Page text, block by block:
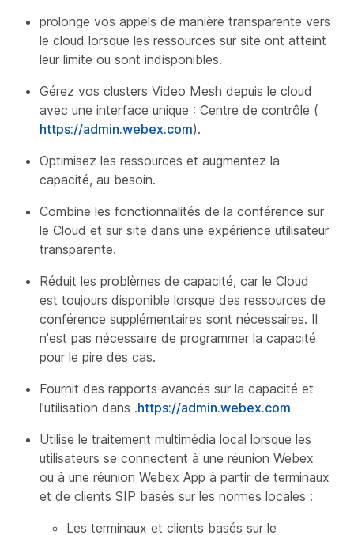
prolonge vos appels de manière transparente vers
le cloud lorsque les ressources sur site ont atteint
leur limite ou sont indisponibles.
Gérez vos clusters Video Mesh depuis le cloud
avec une interface unique : Centre de contrôle (
https://admin.webex.com).
Optimisez les ressources et augmentez la
capacité, au besoin.
Combine les fonctionnalités de la conférence sur
le Cloud et sur site dans une expérience utilisateur
transparente.
Réduit les problèmes de capacité, car le Cloud
est toujours disponible lorsque des ressources de
conférence supplémentaires sont nécessaires. Il
n'est pas nécessaire de programmer la capacité
pour le pire des cas.
Fournit des rapports avancés sur la capacité et
l'utilisation dans .https://admin.webex.com
Utilise le traitement multimédia local lorsque les
utilisateurs se connectent à une réunion Webex
ou à une réunion Webex App à partir de terminaux
et de clients SIP basés sur les normes locales :
Les terminaux et clients basés sur le